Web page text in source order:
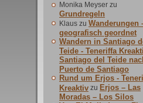
Monika Meyser zu
Grundregeln
Klaus zu Wanderungen
geografisch geordnet
Wandern in Santiago
Teide - Teneriffa
Santiago del Teide
Puerto de Santiago
Rund um Erjos -
Kreaktiv zu Erjos – Las
Moradas – Los Silos